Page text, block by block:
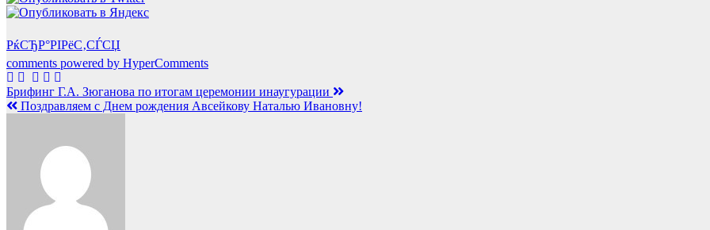
РќСЂР°РІРёС‚СЃСЏ
comments powered by HyperComments
Навигация
по
Брифинг Г.А. Зюганова по итогам церемонии инаугурации
Поздравляем с Днем рождения Авсейкову Наталью Ивановну!